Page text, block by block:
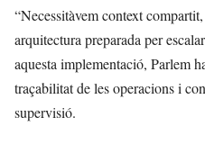
“Necessitàvem context
arquitectura preparada per
aquesta implementació, Parlem
traçabilitat de les operacions i
supervisió.